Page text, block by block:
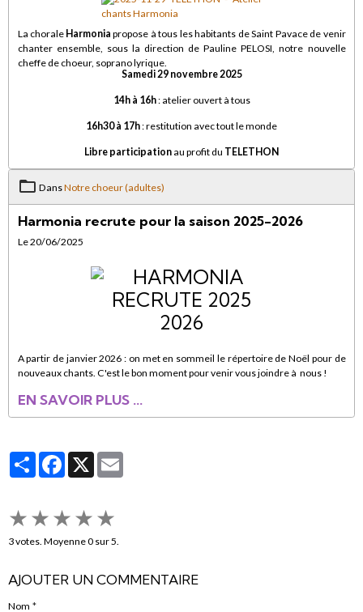
La chorale Harmonia propose à tous les habitants de Saint Pavace de venir
chanter ensemble, sous la direction de Pauline PELOSI, notre nouvelle
cheffe de choeur, soprano lyrique.
Samedi 29 novembre 2025
14h à 16h: atelier ouvert à tous
16h30 à 17h: restitution avec tout le monde
Libre participation au profit du TELETHON
DansNotre choeur (adultes)
Harmonia recrute pour la saison 2025-2026
Le 20/06/2025
A partir de janvier 2026 : on met en sommeil le répertoire de Noël pour de
nouveaux chants. C'est le bon moment pour venir vous joindre à nous !
EN SAVOIR PLUS ...
PartagerFacebook
X
★★★★★
3votes. Moyenne0 sur 5.
AJOUTER UN COMMENTAIRE
Nom